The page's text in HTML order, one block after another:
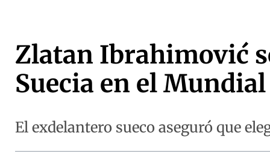
Zlatan Ibrahimović
Suecia en el Mundial
El exdelantero sueco aseguró que